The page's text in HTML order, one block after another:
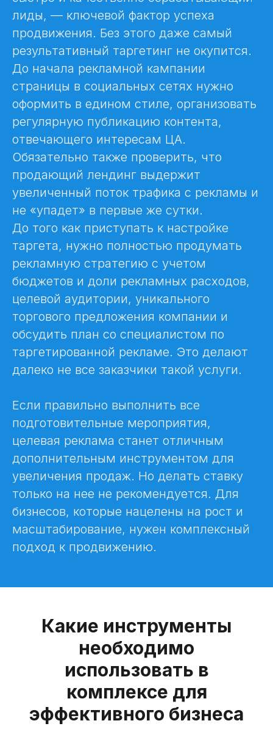
лиды, — ключевой фактор успеха
продвижения. Без этого даже самый
результативный таргетинг не окупится.
До начала рекламной кампании
страницы в социальных сетях нужно
оформить в едином стиле, организовать
регулярную публикацию контента,
отвечающего интересам ЦА.
Обязательно также проверить, что
продающий лендинг выдержит
увеличенный поток трафика с рекламы и
не «упадет» в первые же сутки.
До того как приступать к настройке
таргета, нужно полностью продумать
рекламную стратегию с учетом
бюджетов и доли рекламных расходов,
целевой аудитории, уникального
торгового предложения компании и
обсудить план со специалистом по
таргетированной рекламе. Это делают
далеко не все заказчики такой услуги.
Если правильно выполнить все
подготовительные мероприятия,
целевая реклама станет отличным
дополнительным инструментом для
увеличения продаж. Но делать ставку
только на нее не рекомендуется. Для
бизнесов, которые нацелены на рост и
масштабирование, нужен комплексный
подход к продвижению.
Какие инструменты
необходимо
использовать в
комплексе для
эффективного бизнеса